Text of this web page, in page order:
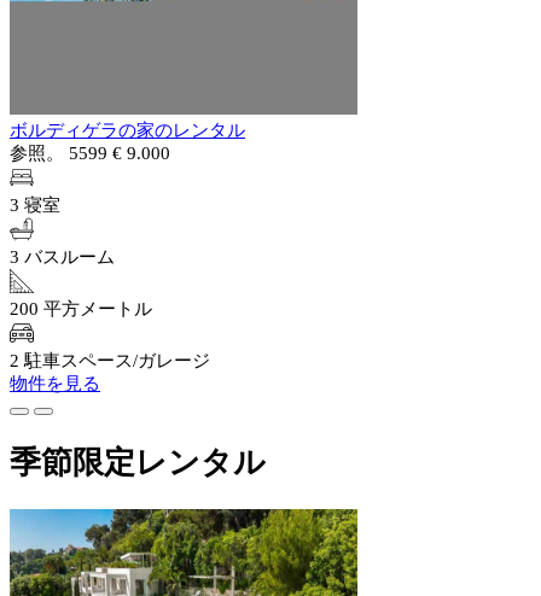
ボルディゲラの家のレンタル
参照。 5599 € 9.000
3 寝室
3 バスルーム
200 平方メートル
2 駐車スペース/ガレージ
物件を見る
季節限定レンタル